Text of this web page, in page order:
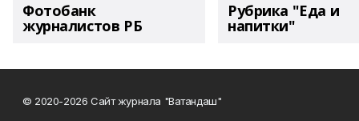
Фотобанк
журналистов РБ
Рубрика "Еда и
напитки"
© 2020-2026 Сайт журнала "Ватандаш"